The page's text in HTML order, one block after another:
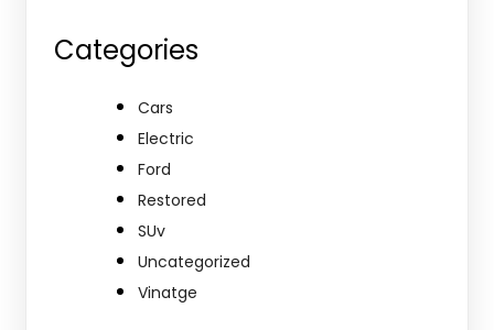
Categories
Cars
Electric
Ford
Restored
SUv
Uncategorized
Vinatge